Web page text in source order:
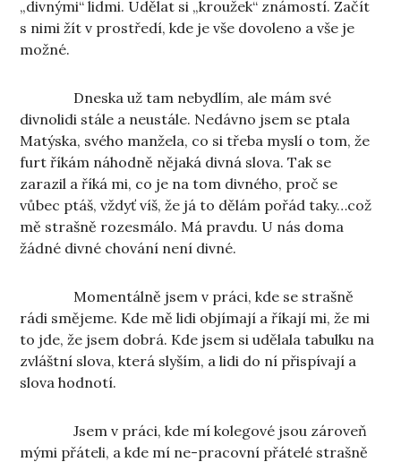
„divnými“ lidmi. Udělat si „kroužek“ známostí. Začít
s nimi žít v prostředí, kde je vše dovoleno a vše je
možné.
Dneska už tam nebydlím, ale mám své
divnolidi stále a neustále. Nedávno jsem se ptala
Matýska, svého manžela, co si třeba myslí o tom, že
furt říkám náhodně nějaká divná slova. Tak se
zarazil a říká mi, co je na tom divného, proč se
vůbec ptáš, vždyť víš, že já to dělám pořád taky…což
mě strašně rozesmálo. Má pravdu. U nás doma
žádné divné chování není divné.
Momentálně jsem v práci, kde se strašně
rádi smějeme. Kde mě lidi objímají a říkají mi, že mi
to jde, že jsem dobrá. Kde jsem si udělala tabulku na
zvláštní slova, která slyším, a lidi do ní přispívají a
slova hodnotí.
Jsem v práci, kde mí kolegové jsou zároveň
mými přáteli, a kde mí ne-pracovní přátelé strašně